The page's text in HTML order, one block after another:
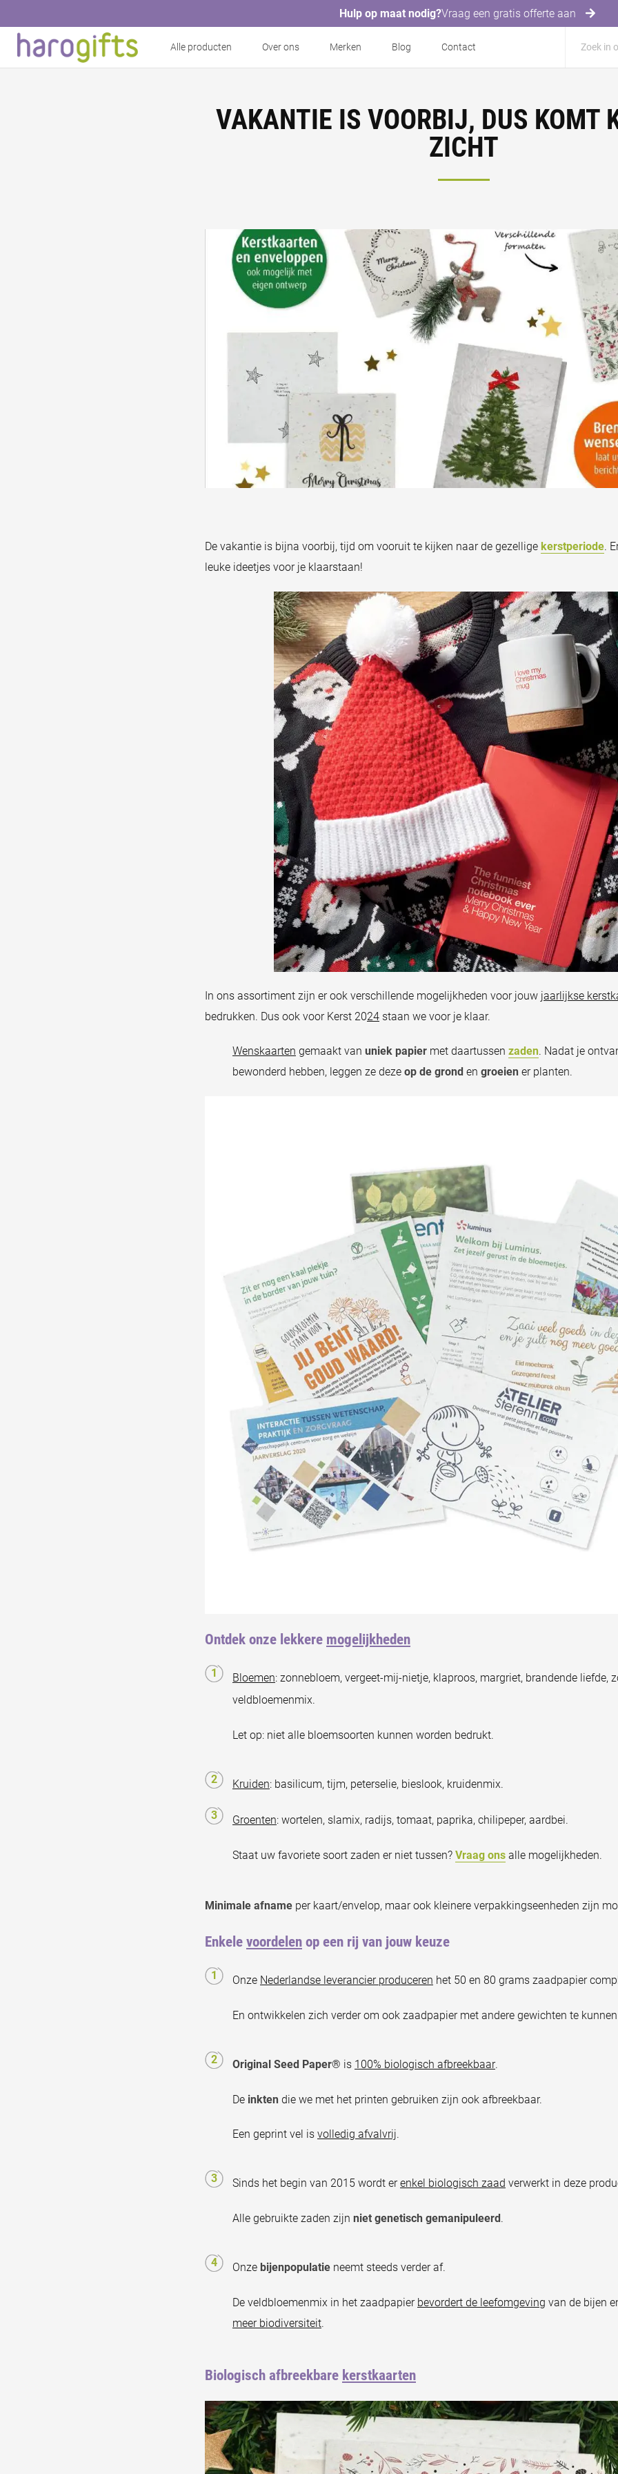
Hulp op maat nodig?Vraag een gratis offerte aan
Alle producten Over ons Merken Blog Contact
VAKANTIE IS VOORBIJ, DUS KOMT
ZICHT
De vakantie is bijna voorbij, tijd om vooruit te kijken naar de gezellige kerstperiode.
leuke ideetjes voor je klaarstaan!
In ons assortiment zijn er ook verschillende mogelijkheden voor jouw jaarlijkse
bedrukken. Dus ook voor Kerst 2024 staan we voor je klaar.
Wenskaarten gemaakt van uniek papier met daartussen zaden. Nadat je
bewonderd hebben, leggen ze deze op de grond en groeien er planten.
Ontdek onze lekkere mogelijkheden
Bloemen: zonnebloem, vergeet-mij-nietje, klaproos, margriet, brandende liefde,
veldbloemenmix.
Let op: niet alle bloemsoorten kunnen worden bedrukt.
Kruiden: basilicum, tijm, peterselie, bieslook, kruidenmix.
Groenten: wortelen, slamix, radijs, tomaat, paprika, chilipeper, aardbei.
Staat uw favoriete soort zaden er niet tussen? Vraag ons alle mogelijkheden.
Minimale afname per kaart/envelop, maar ook kleinere verpakkingseenheden zijn
Enkele voordelen op een rij van jouw keuze
Onze Nederlandse leverancier produceren het 50 en 80 grams zaadpapier
En ontwikkelen zich verder om ook zaadpapier met andere gewichten te
Original Seed Paper® is 100% biologisch afbreekbaar.
De inkten die we met het printen gebruiken zijn ook afbreekbaar.
Een geprint vel is volledig afvalvrij.
Sinds het begin van 2015 wordt erenkel biologisch zaad verwerkt in deze
Alle gebruikte zaden zijn niet genetisch gemanipuleerd.
Onze bijenpopulatie neemt steeds verder af.
De veldbloemenmix in het zaadpapier bevordert de leefomgeving van de bijen
meer biodiversiteit.
Biologisch afbreekbare kerstkaarten